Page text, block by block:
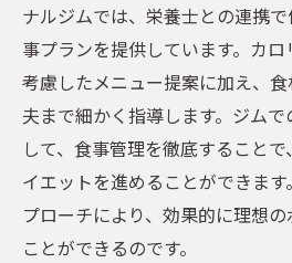
ナルジムでは、栄養士との連携
事プランを提供しています。カ
考慮したメニュー提案に加え、
夫まで細かく指導します。ジム
して、食事管理を徹底すること
イエットを進めることができま
プローチにより、効果的に理想
ことができるのです。